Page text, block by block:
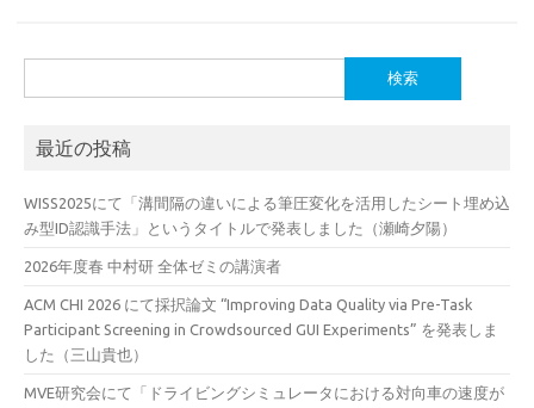
索:
最近の投稿
WISS2025にて「溝間隔の違いによる筆圧変化を活用したシート埋め込
み型ID認識手法」というタイトルで発表しました（瀬崎夕陽）
2026年度春 中村研 全体ゼミの講演者
ACM CHI 2026 にて採択論文 “Improving Data Quality via Pre-Task
Participant Screening in Crowdsourced GUI Experiments” を発表しま
した（三山貴也）
MVE研究会にて「ドライビングシミュレータにおける対向車の速度が